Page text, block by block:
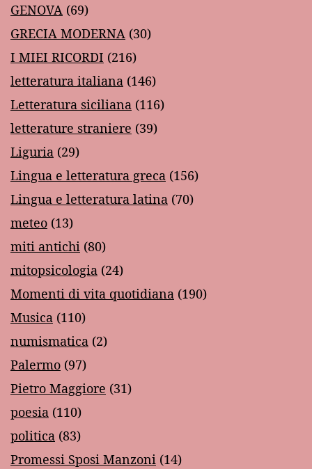
GENOVA (69)
GRECIA MODERNA (30)
I MIEI RICORDI (216)
letteratura italiana (146)
Letteratura siciliana (116)
letterature straniere (39)
Liguria (29)
Lingua e letteratura greca (156)
Lingua e letteratura latina (70)
meteo (13)
miti antichi (80)
mitopsicologia (24)
Momenti di vita quotidiana (190)
Musica (110)
numismatica (2)
Palermo (97)
Pietro Maggiore (31)
poesia (110)
politica (83)
Promessi Sposi Manzoni (14)